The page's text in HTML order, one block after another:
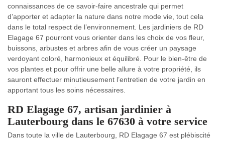
connaissances de ce savoir-faire ancestrale qui permet
d’apporter et adapter la nature dans notre mode vie, tout cela
dans le total respect de l’environnement. Les jardiniers de RD
Elagage 67 pourront vous orienter dans les choix de vos fleur,
buissons, arbustes et arbres afin de vous créer un paysage
verdoyant coloré, harmonieux et équilibré. Pour le bien-être de
vos plantes et pour offrir une belle allure à votre propriété, ils
sauront effectuer minutieusement l’entretien de votre jardin en
apportant tous les soins nécessaires.
RD Elagage 67, artisan jardinier à
Lauterbourg dans le 67630 à votre service
Dans toute la ville de Lauterbourg, RD Elagage 67 est plébiscité